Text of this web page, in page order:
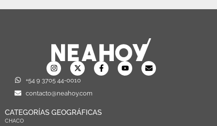
+54 9 3705 44-0010
contacto@neahoy.com
CATEGORÍAS GEOGRÁFICAS
CHACO